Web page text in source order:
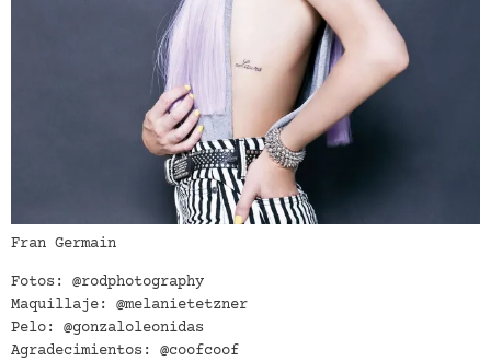
Fran Germain
Fotos: @rodphotography
Maquillaje: @melanietetzner
Pelo: @gonzaloleonidas
Agradecimientos: @coofcoof